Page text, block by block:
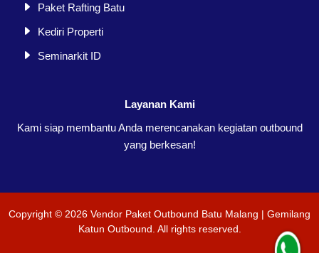
Paket Rafting Batu
Kediri Properti
Seminarkit ID
Layanan Kami
Kami siap membantu Anda merencanakan kegiatan outbound
yang berkesan!
Copyright © 2026 Vendor Paket Outbound Batu Malang | Gemilang
Katun Outbound . All rights reserved.